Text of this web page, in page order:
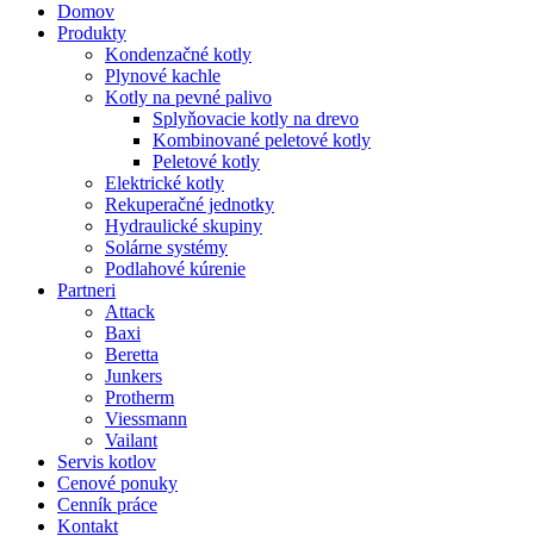
Domov
Produkty
Kondenzačné kotly
Plynové kachle
Kotly na pevné palivo
Splyňovacie kotly na drevo
Kombinované peletové kotly
Peletové kotly
Elektrické kotly
Rekuperačné jednotky
Hydraulické skupiny
Solárne systémy
Podlahové kúrenie
Partneri
Attack
Baxi
Beretta
Junkers
Protherm
Viessmann
Vailant
Servis kotlov
Cenové ponuky
Cenník práce
Kontakt